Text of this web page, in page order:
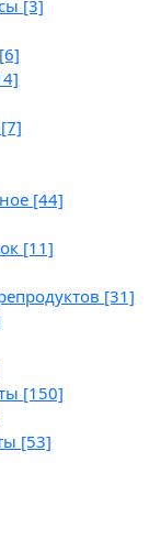
[3]
[6]
[7]
[44]
[11]
[31]
[150]
[53]